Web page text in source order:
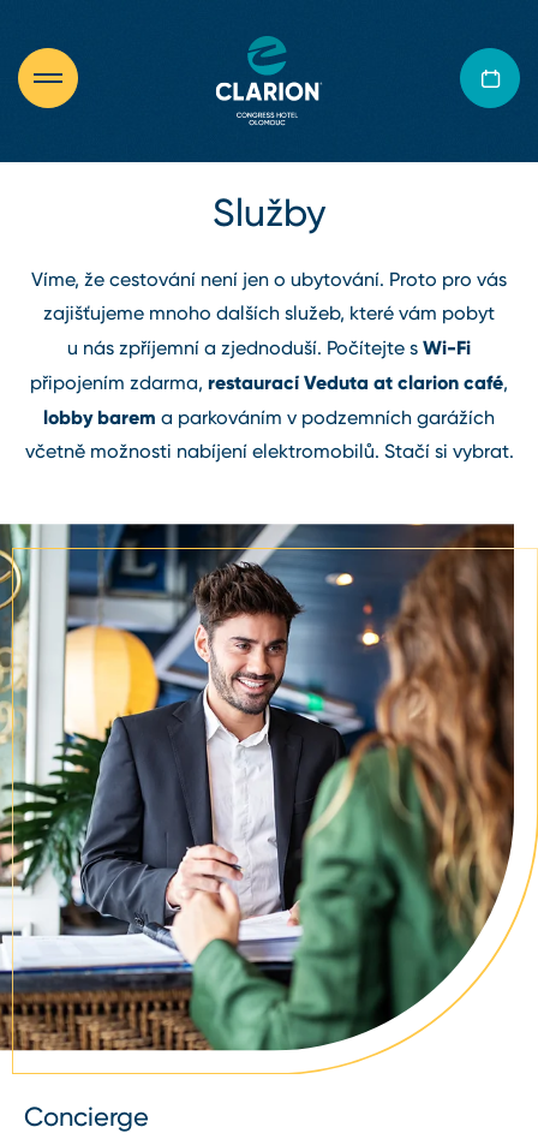
Služby
Víme, že cestování není jen o ubytování. Proto pro vás
zajišťujeme mnoho dalších služeb, které vám pobyt
u nás zpříjemní a zjednoduší. Počítejte s Wi⁠-⁠Fi
připojením zdarma, restaurací Veduta at clarion café,
lobby barem a parkováním v podzemních garážích
včetně možnosti nabíjení elektromobilů. Stačí si vybrat.
Concierge